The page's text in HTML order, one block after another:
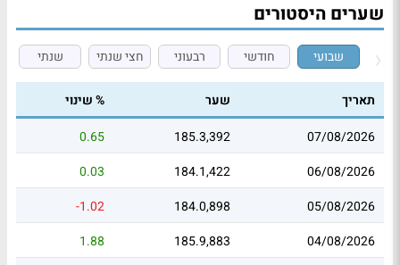
שערים היסטורים
שבועי חודשי רבעוני חצי שנתי שנתי
תאריך שער
% שינוי
07/08/2026
185.3,392
0.65
06/08/2026
184.1,422
0.03
05/08/2026
184.0,898
-1.02
04/08/2026
185.9,883
1.88